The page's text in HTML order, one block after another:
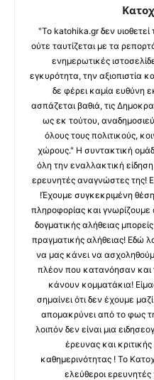
"Το katohika.gr δεν
ούτε ταυτίζεται με τα
ενημερωτικές
εγκυρότητα, την αξιοπιστία
δε φέρει καμία ευθύνη
ασπάζεται βαθιά, τις
ως εκ τούτου,
όλους τους πολιτικούς,
χώρους." Η συντακτική
όλη την εναλλακτική
ερευνητές αναγνώστες της!
!Έχουμε συγκεκριμένη
πληροφορίας και γνωρίζουμε
δογματικής αλήθειας
πραγματικής αλήθειας! Εδώ
να μας κάνει να
πλέον που κατανόησαν και
κάνουν κομματάκια!
σημαίνει ότι δεν έχουμε
απομακρύνει από το φως
λοιπόν δεν είναι μια
έρευνας και
καθημερινότητας ! Το
ελεύθεροι ερευνητές